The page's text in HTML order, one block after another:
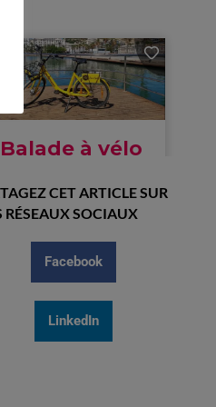
CET ARTICLE SUR
RÉSEAUX SOCIAUX
Facebook
LinkedIn